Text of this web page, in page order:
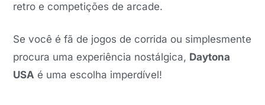
retro e competições de arcade.
Se você é fã de jogos de corrida ou simplesmente
procura uma experiência nostálgica, Daytona
USA é uma escolha imperdível!